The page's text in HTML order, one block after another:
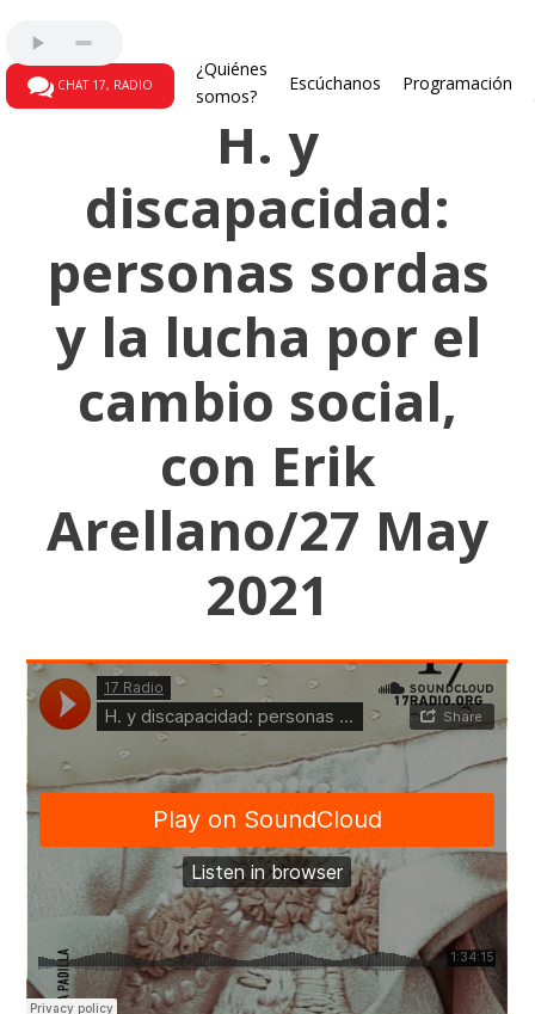
CHAT 17, RADIO
¿Quiénes
somos?
Escúchanos Programación
H. y
discapacidad:
personas sordas
y la lucha por el
cambio social,
con Erik
Arellano/27 May
2021